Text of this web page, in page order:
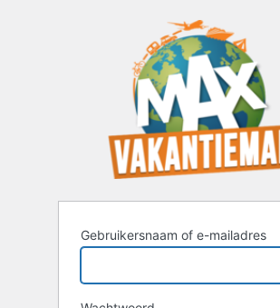
Gebruikersnaam of e-mailadres